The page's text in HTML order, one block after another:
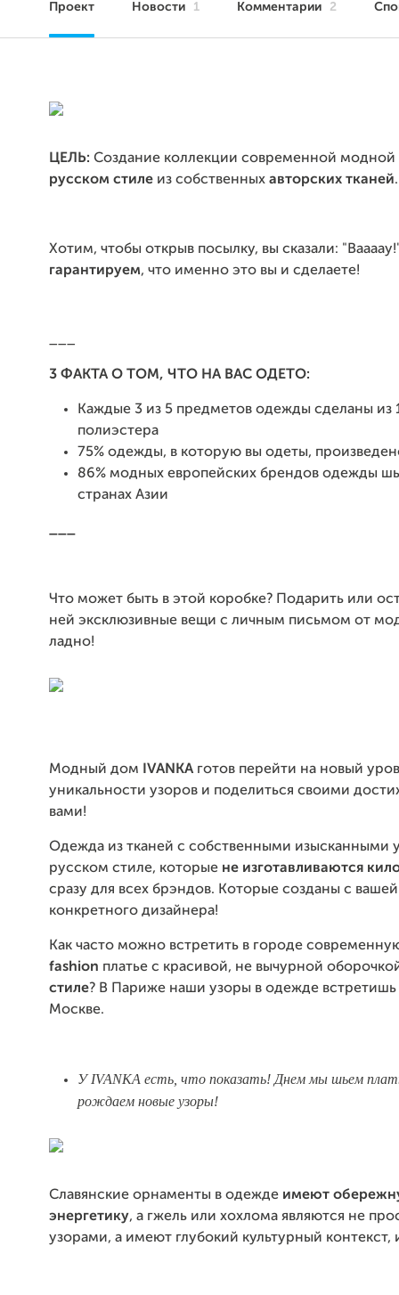
Проект Новости 1 Комментарии 2
ЦЕЛЬ: Создание коллекции современной
русском стиле из собственных авторских тканей.
Хотим, чтобы открыв посылку, вы сказали:
гарантируем, что именно это вы и сделаете!
3 ФАКТА О ТОМ, ЧТО НА ВАС ОДЕТО:
Каждые 3 из 5 предметов одежды сделаны из
полиэстера
75% одежды, в которую вы одеты,
86% модных европейских брендов одежды
странах Азии
Что может быть в этой коробке? Подарить или
ней эксклюзивные вещи с личным письмом от
ладно!
Модный дом IVANKA готов перейти на новый
уникальности узоров и поделиться своими
вами!
Одежда из тканей с собственными изысканными
русском стиле, которые не изготавливаются
сразу для всех брэндов. Которые созданы с
конкретного дизайнера!
Как часто можно встретить в городе
fashion платье с красивой, не вычурной
стиле? В Париже наши узоры в одежде встретишь
Москве.
У IVANKA есть, что показать! Днем мы шьем
рождаем новые узоры!
Славянские орнаменты в одежде имеют
энергетику, а гжель или хохлома являются не
узорами, а имеют глубокий культурный